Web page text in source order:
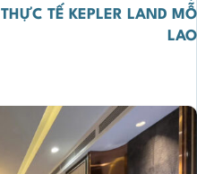
THỰC TẾ KEPLER LAND MỖ
LAO